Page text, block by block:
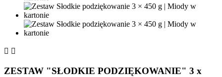
 
ZESTAW "SŁODKIE PODZIĘKOWANIE" 3 x